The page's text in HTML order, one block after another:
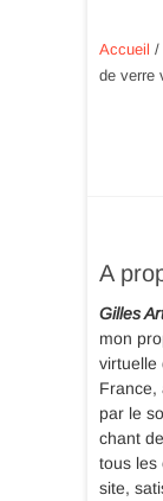
Accueil /
de verre
A
Gilles
mon
virtuelle
France,
par le
chant
tous les
site,